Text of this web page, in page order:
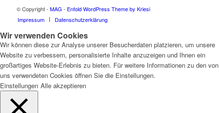
© Copyright - MAG - Enfold WordPress Theme by Kriesi
Impressum
Datenschutzerklärung
Wir verwenden Cookies
Wir können diese zur Analyse unserer Besucherdaten platzieren, um unsere
Website zu verbessern, personalisierte Inhalte anzuzeigen und Ihnen ein
großartiges Website-Erlebnis zu bieten. Für weitere Informationen zu den von
uns verwendeten Cookies öffnen Sie die Einstellungen.
Einstellungen Alle akzeptieren